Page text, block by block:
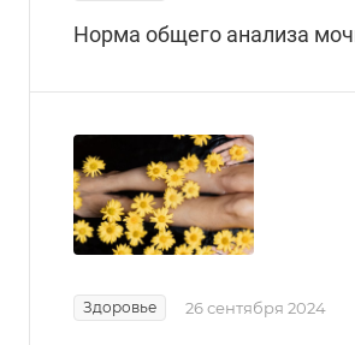
Норма общего анализа
Здоровье 26 сентября 2024